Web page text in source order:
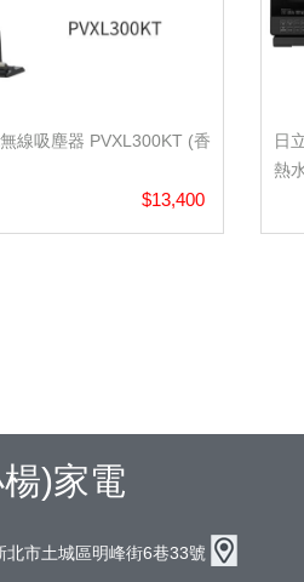
線吸塵器 PVXL300KT (香
$13,400
日
熱
)家電
北市土城區明峰街6巷33號